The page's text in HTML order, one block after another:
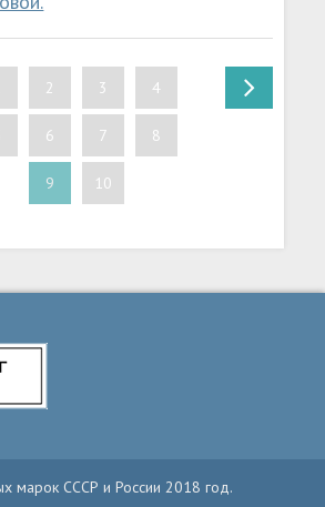
2 3 4
6 7 8
9 10
марок СССР и России 2018 год.